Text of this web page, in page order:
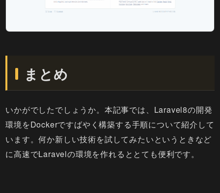
まとめ
いかがでしたでしょうか。本記事では、Laravel8の開発
環境をDockerですばやく構築する手順について紹介して
います。何か新しい技術を試してみたいというときなど
に高速でLaravelの環境を作れるととても便利です。